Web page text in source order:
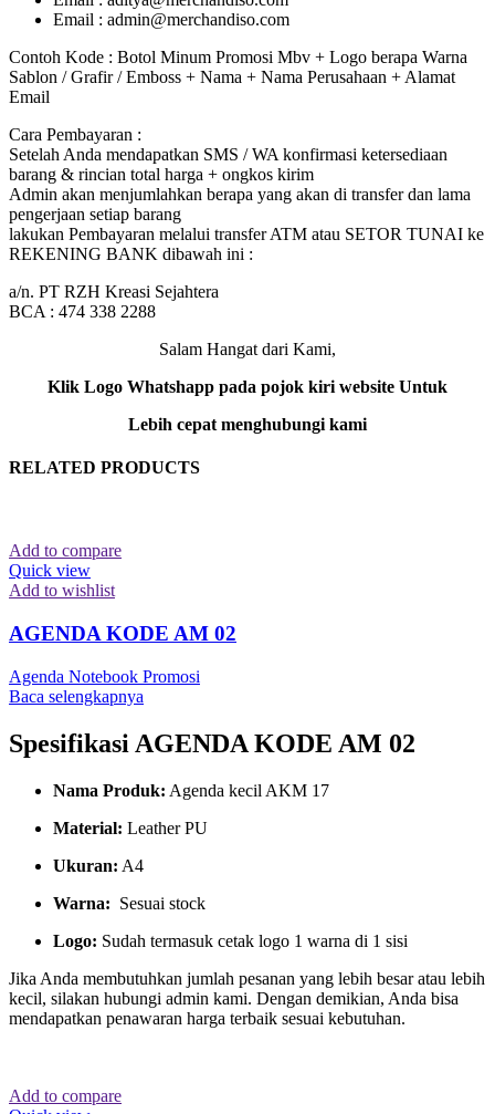
Email : admin@merchandiso.com
Contoh Kode : Botol Minum Promosi Mbv + Logo berapa Warna
Sablon / Grafir / Emboss + Nama + Nama Perusahaan + Alamat
Email
Cara Pembayaran :
Setelah Anda mendapatkan SMS / WA konfirmasi ketersediaan
barang & rincian total harga + ongkos kirim
Admin akan menjumlahkan berapa yang akan di transfer dan lama
pengerjaan setiap barang
lakukan Pembayaran melalui transfer ATM atau SETOR TUNAI ke
REKENING BANK dibawah ini :
a/n. PT RZH Kreasi Sejahtera
BCA : 474 338 2288
Salam Hangat dari Kami,
Klik Logo Whatshapp pada pojok kiri website Untuk
Lebih cepat menghubungi kami
RELATED PRODUCTS
Add to compare
Quick view
Add to wishlist
AGENDA KODE AM 02
Agenda Notebook Promosi
Baca selengkapnya
Spesifikasi AGENDA KODE AM 02
Nama Produk: Agenda kecil AKM 17
Material: Leather PU
Ukuran: A4
Warna: Sesuai stock
Logo: Sudah termasuk cetak logo 1 warna di 1 sisi
Jika Anda membutuhkan jumlah pesanan yang lebih besar atau lebih
kecil, silakan hubungi admin kami. Dengan demikian, Anda bisa
mendapatkan penawaran harga terbaik sesuai kebutuhan.
Add to compare